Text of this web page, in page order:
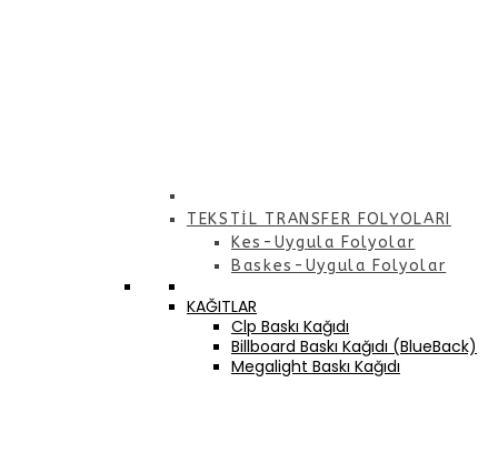
TEKSTİL TRANSFER FOLYOLARI
Kes-Uygula Folyolar
Baskes-Uygula Folyolar
KAĞITLAR
Clp Baskı Kağıdı
Billboard Baskı Kağıdı (BlueBack)
Megalight Baskı Kağıdı